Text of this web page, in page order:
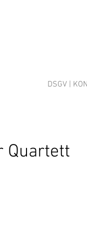
DSGV |
Quartett